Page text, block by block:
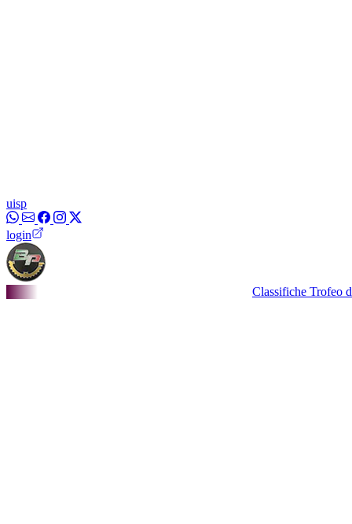
uisp
login
Classifiche Trofeo dei